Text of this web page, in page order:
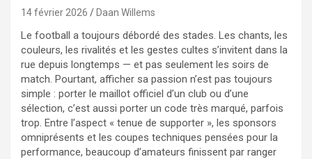
14 février 2026 Daan Willems
Le football a toujours débordé des stades. Les chants, les
couleurs, les rivalités et les gestes cultes s’invitent dans la
rue depuis longtemps — et pas seulement les soirs de
match. Pourtant, afficher sa passion n’est pas toujours
simple : porter le maillot officiel d’un club ou d’une
sélection, c’est aussi porter un code très marqué, parfois
trop. Entre l’aspect « tenue de supporter », les sponsors
omniprésents et les coupes techniques pensées pour la
performance, beaucoup d’amateurs finissent par ranger